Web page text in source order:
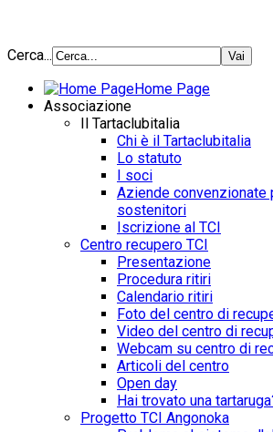
Cerca...
Home Page
Associazione
Il Tartaclubitalia
Chi è il Tartaclubitalia
Lo statuto
I soci
Aziende convenzionate
sostenitori
Iscrizione al TCI
Centro recupero TCI
Presentazione
Procedura ritiri
Calendario ritiri
Foto del centro di
Video del centro di
Webcam su centro di
Articoli del centro
Open day
Hai trovato una
Progetto TCI Angonoka